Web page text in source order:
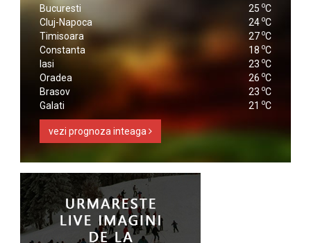
Bucuresti 25 oC
Cluj-Napoca
24 oC
Timisoara
27 oC
Constanta
18 oC
Iasi
23 oC
Oradea
26 oC
Brasov
23 oC
Galati
21 oC
vezi prognoza inteaga